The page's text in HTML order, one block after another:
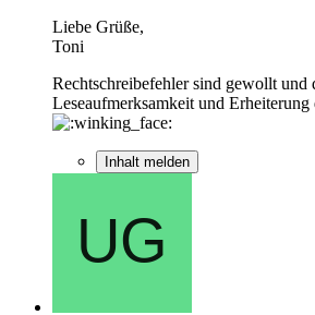
Liebe Grüße,
Toni
Rechtschreibefehler sind gewollt und
Leseaufmerksamkeit und Erheiterung
Inhalt melden